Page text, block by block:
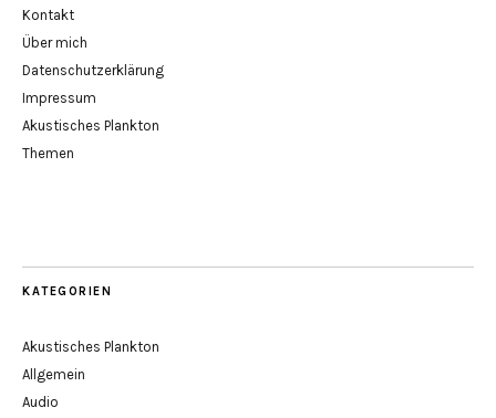
Kontakt
Über mich
Datenschutzerklärung
Impressum
Akustisches Plankton
Themen
KATEGORIEN
Akustisches Plankton
Allgemein
Audio